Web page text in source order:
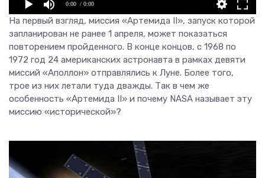
0:00 / 0:00
На первый взгляд, миссия «Артемида II», запуск которой
запланирован не ранее 1 апреля, может показаться
повторением пройденного. В конце концов, с 1968 по
1972 год 24 американских астронавта в рамках девяти
миссий «Аполлон» отправлялись к Луне. Более того,
трое из них летали туда дважды. Так в чем же
особенность «Артемида II» и почему NASA называет эту
миссию «исторической»?